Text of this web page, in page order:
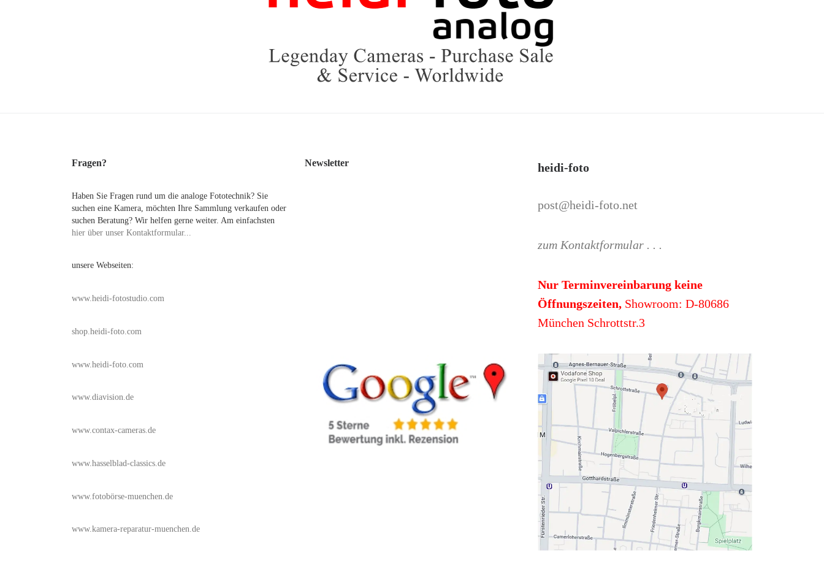
Fragen?
Haben Sie Fragen rund um die analoge Fototechnik? Sie
suchen eine Kamera, möchten Ihre Sammlung verkaufen oder
suchen Beratung? Wir helfen gerne weiter. Am einfachsten
hier über unser Kontaktformular...
unsere Webseiten:
www.heidi-fotostudio.com
shop.heidi-foto.com
www.heidi-foto.com
www.diavision.de
www.contax-cameras.de
www.hasselblad-classics.de
www.fotobörse-muenchen.de
www.kamera-reparatur-muenchen.de
Newsletter heidi-foto
post@heidi-foto.net
zum Kontaktformular . . .
Nur Terminvereinbarung keine
Öffnungszeiten, Showroom: D-80686
München Schrottstr.3